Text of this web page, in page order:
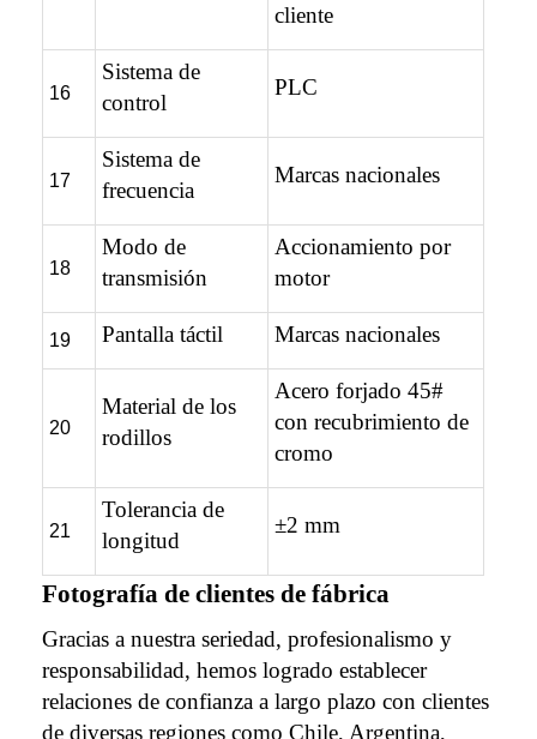
cliente
16
Sistema de
control
PLC
17
Sistema de
frecuencia
Marcas nacionales
18
Modo de
transmisión
Accionamiento por
motor
19 Pantalla táctil Marcas nacionales
20
Material de los
rodillos
Acero forjado 45#
con recubrimiento de
cromo
21
Tolerancia de
longitud
±2 mm
Fotografía de clientes de fábrica
Gracias a nuestra seriedad, profesionalismo y
responsabilidad, hemos logrado establecer
relaciones de confianza a largo plazo con clientes
de diversas regiones como Chile, Argentina,